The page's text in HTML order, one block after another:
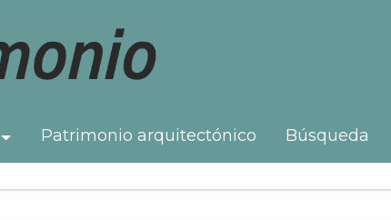
Toggle Dropdown
Patrimonio arquitectónico Búsqueda